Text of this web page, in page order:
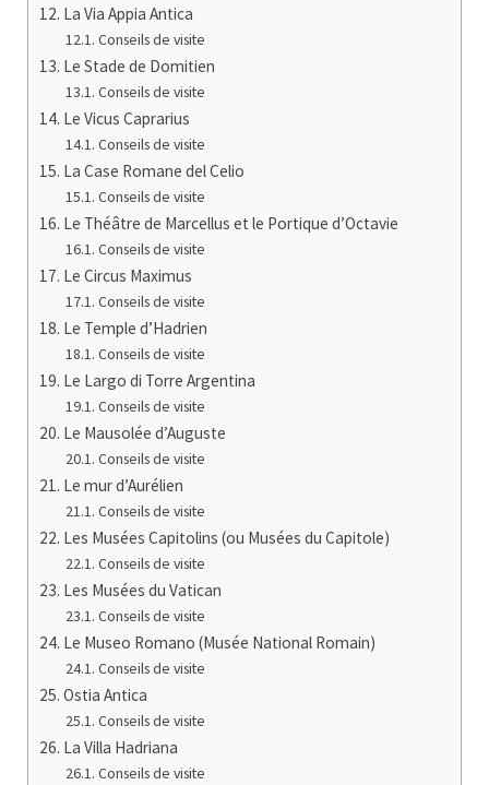
La Via Appia Antica
Conseils de visite
Le Stade de Domitien
Conseils de visite
Le Vicus Caprarius
Conseils de visite
La Case Romane del Celio
Conseils de visite
Le Théâtre de Marcellus et le Portique d’Octavie
Conseils de visite
Le Circus Maximus
Conseils de visite
Le Temple d’Hadrien
Conseils de visite
Le Largo di Torre Argentina
Conseils de visite
Le Mausolée d’Auguste
Conseils de visite
Le mur d’Aurélien
Conseils de visite
Les Musées Capitolins (ou Musées du Capitole)
Conseils de visite
Les Musées du Vatican
Conseils de visite
Le Museo Romano (Musée National Romain)
Conseils de visite
Ostia Antica
Conseils de visite
La Villa Hadriana
Conseils de visite